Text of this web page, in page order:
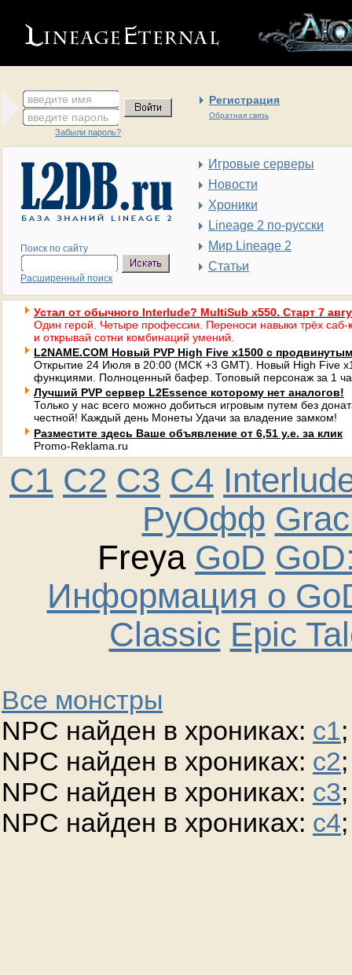
введите имя Регистрация
Обратная связь
введите пароль
Забыли пароль?
Поиск по сайту
Расширенный поиск
Игровые серверы
Новости
Хроники
Lineage 2 по-русски
Мир Lineage 2
Статьи
Устал от обычного Interlude? MultiSub x550. Старт 7
Один герой. Четыре профессии. Переноси навыки трёх саб-
и открывай сотни комбинаций умений.
L2NAME.COM Новый PVP High Five x1500 с
Открытие 24 Июля в 20:00 (МСК +3 GMT). Новый High Five
функциями. Полноценный бафер. Топовый персонаж за 1
Лучший PVP сервер L2Essence которому нет аналогов!
Только у нас всего можно добиться игровым путем без
честной! Каждый день Монеты Удачи за владение замком!
Разместите здесь Ваше объявление от 6,51 у.е. за клик
Promo-Reklama.ru
C1 C2 C3 C4
РуОфф
Freya GoD
Информация о
Classic Epic
Все монстры
NPC найден в хрониках: c1;
NPC найден в хрониках: c2;
NPC найден в хрониках: c3;
NPC найден в хрониках: c4;